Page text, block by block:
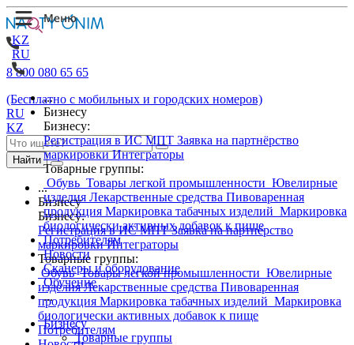
KZ
RU
...
Бизнесу
Бизнесу:
Регистрация в ИС МПТ Заявка на партнёрство
маркировкиИнтеграторы
Товарные группы:
Обувь Товары легкой промышленности Ювелирные
изделия Лекарственные средства Пивоваренная
продукция Маркировка табачных изделий Маркировка
биологически активных добавок к пище
Потребителям
Новости
Сканеры и оборудование
Обучение
...
Бизнесу
Товарные группы
8 800 080 65 65
(Бесплатно с мобильных и городских номеров)
RU
KZ
Найти
...
Бизнесу
Бизнесу:
Регистрация в ИС МПТЗаявка на партнёрство
маркировкиИнтеграторы
Товарные группы:
ОбувьТовары легкой промышленности Ювелирные
изделияЛекарственные средства Пивоваренная
продукция Маркировка табачных изделий Маркировка
биологически активных добавок к пище
Потребителям